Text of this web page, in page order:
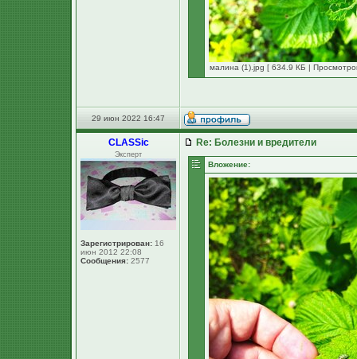
малина (1).jpg [ 634.9 КБ |
29 июн 2022 16:47
CLASSic
Эксперт
Зарегистрирован: 16
июн 2012 22:08
Сообщения: 2577
Re: Болезни и вредители
Вложение: